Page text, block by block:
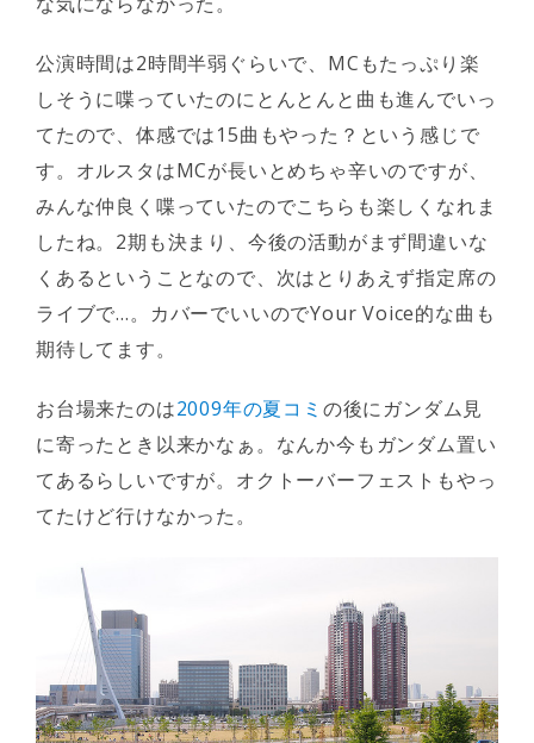
公演時間は2時間半弱ぐらいで、MCもたっぷり楽
しそうに喋っていたのにとんとんと曲も進んでいっ
てたので、体感では15曲もやった？という感じで
す。オルスタはMCが長いとめちゃ辛いのですが、
みんな仲良く喋っていたのでこちらも楽しくなれま
したね。2期も決まり、今後の活動がまず間違いな
くあるということなので、次はとりあえず指定席の
ライブで…。カバーでいいのでYour Voice的な曲も
期待してます。
お台場来たのは2009年の夏コミ の後にガンダム見
に寄ったとき以来かなぁ。なんか今もガンダム置い
てあるらしいですが。オクトーバーフェストもやっ
てたけど行けなかった。